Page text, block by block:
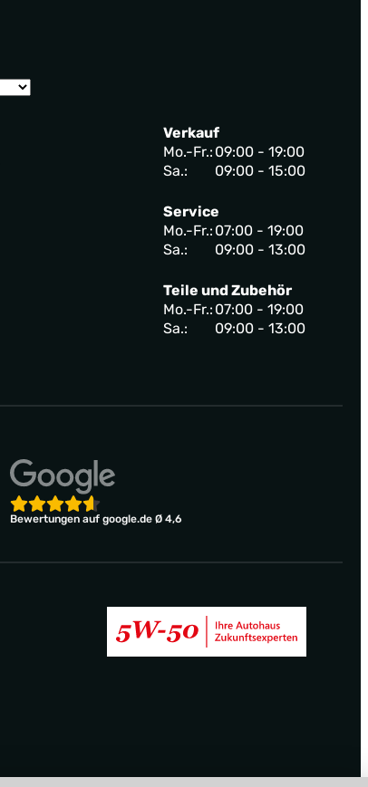
Verkauf
Mo.-Fr.: 09:00 - 19:00
Sa.:
09:00 - 15:00
Service
Mo.-Fr.: 07:00 - 19:00
Sa.:
09:00 - 13:00
Teile und Zubehör
Mo.-Fr.: 07:00 - 19:00
Sa.:
09:00 - 13:00
Bewertungen auf google.de Ø 4,6